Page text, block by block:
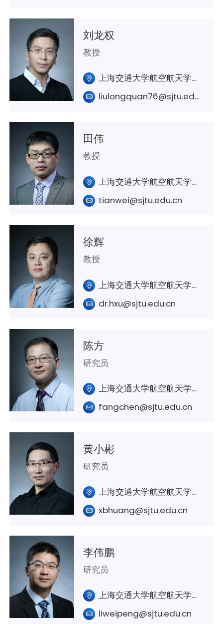
刘龙权
教授
上海交通大学航空航天学院A330室
liulongquan76@sjtu.edu.cn
田伟
教授
上海交通大学航空航天学院A326 室
tianwei@sjtu.edu.cn
徐辉
教授
上海交通大学航空航天学院A421
dr.hxu@sjtu.edu.cn
陈方
研究员
上海交通大学航空航天学院A329室
fangchen@sjtu.edu.cn
黄小彬
研究员
上海交通大学航空航天学院A403室
xbhuang@sjtu.edu.cn
李伟鹏
研究员
上海交通大学航空航天学院A320室
liweipeng@sjtu.edu.cn